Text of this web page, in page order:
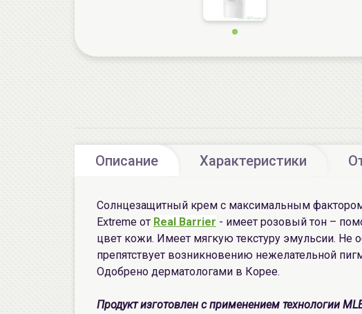
Описание Характеристики
Солнцезащитный крем с максимальным
Extreme от Real Barrier - имеет розовый тон –
цвет кожи. Имеет мягкую текстуру эмульсии. Не
препятствует возникновению нежелательной
Одобрено дерматологами в Корее.
Продукт изготовлен с применением технологии